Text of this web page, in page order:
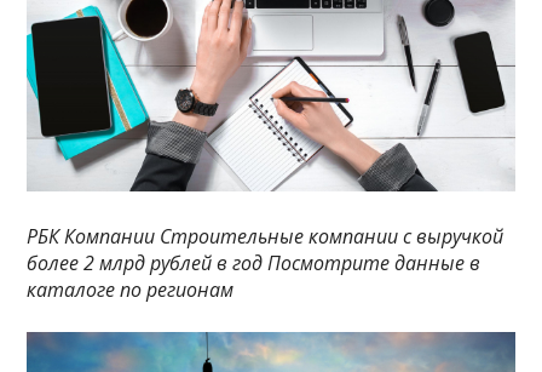
РБК Компании Строительные компании с выручкой
более 2 млрд рублей в год Посмотрите данные в
каталоге по регионам